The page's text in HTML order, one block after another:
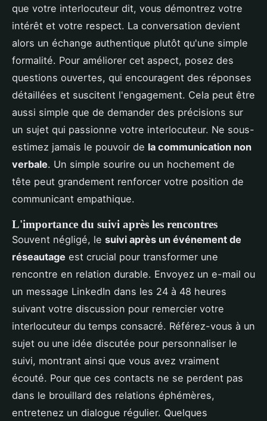
que votre interlocuteur dit, vous démontrez votre
intérêt et votre respect. La conversation devient
alors un échange authentique plutôt qu'une simple
formalité. Pour améliorer cet aspect, posez des
questions ouvertes, qui encouragent des réponses
détaillées et suscitent l'engagement. Cela peut être
aussi simple que de demander des précisions sur
un sujet qui passionne votre interlocuteur. Ne sous-
estimez jamais le pouvoir de la communication non
verbale. Un simple sourire ou un hochement de
tête peut grandement renforcer votre position de
communicant empathique.
L'importance du suivi après les rencontres
Souvent négligé, le suivi après un événement de
réseautage est crucial pour transformer une
rencontre en relation durable. Envoyez un e-mail ou
un message LinkedIn dans les 24 à 48 heures
suivant votre discussion pour remercier votre
interlocuteur du temps consacré. Référez-vous à un
sujet ou une idée discutée pour personnaliser le
suivi, montrant ainsi que vous avez vraiment
écouté. Pour que ces contacts ne se perdent pas
dans le brouillard des relations éphémères,
entretenez un dialogue régulier. Quelques